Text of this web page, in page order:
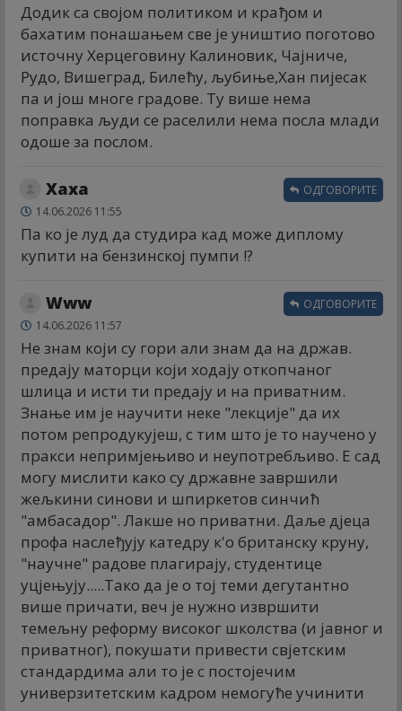
Додик са својом политиком и крађом и
бахатим понашањем све је уништио поготово
источну Херцеговину Калиновик, Чајниче,
Рудо, Вишеград, Билећу, љубиње,Хан пијесак
па и још многе градове. Ту више нема
поправка људи се раселили нема посла млади
одоше за послом.
Хаха
14.06.2026 11:55
Па ко је луд да студира кад може диплому
купити на бензинској пумпи !?
ОДГОВОРИТЕ
Www
14.06.2026 11:57
Не знам који су гори али знам да на држав.
предају маторци који ходају откопчаног
шлица и исти ти предају и на приватним.
Знање им је научити неке "лекције" да их
потом репродукујеш, с тим што је то научено у
пракси непримјењиво и неупотребљиво. Е сад
могу мислити како су државне завршили
жељкини синови и шпиркетов синчић
"амбасадор". Лакше но приватни. Даље дјеца
профа наслеђују катедрy к'о британску круну,
"научне" радове плагирају, студентице
уцјењују.....Тако да је о тој теми дегутантно
више причати, веч је нужно извршити
темељну реформу високог школства (и јавног и
приватног), покушати привести свјетским
стандардима али то је с постојечим
универзитетским кадром немогуће учинити
ОДГОВОРИТЕ